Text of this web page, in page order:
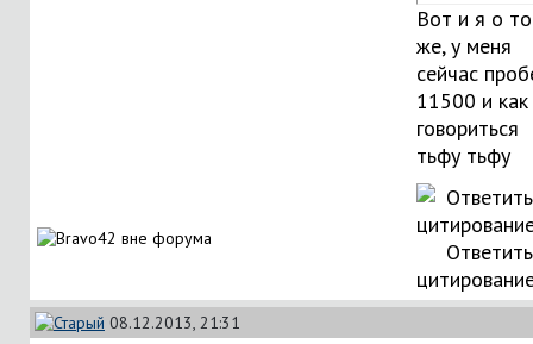
Вот и я о
же, у меня
сейчас
11500 и как
говориться
тьфу тьфу
08.12.2013, 21:31